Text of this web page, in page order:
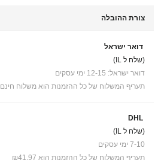
צורת ההובלה
דואר ישראל
(שלח ל IL)
דואר ישראל: 12-15 ימי עסקים
תעריף המשלוח של כל ההזמנות הוא משלוח חינם
DHL
(שלח ל IL)
7-10 ימי עסקים
תעריף המשלוח של כל ההזמנות הוא ₪41.97